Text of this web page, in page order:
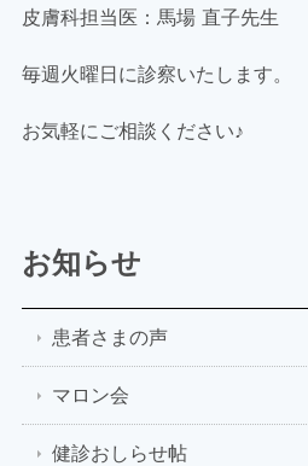
皮膚科担当医：馬場 直子先生
毎週火曜日に診察いたします。
お気軽にご相談ください♪
お知らせ
患者さまの声
マロン会
健診おしらせ帖